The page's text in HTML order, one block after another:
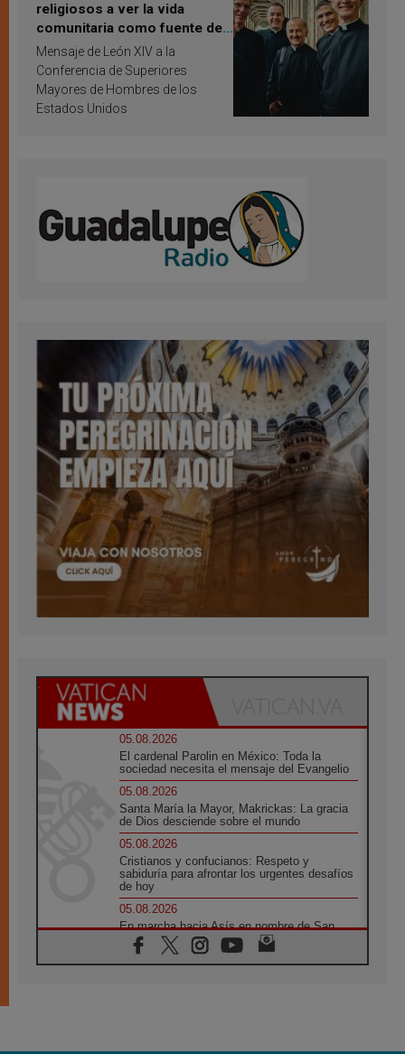
religiosos a ver la vida
comunitaria como fuente de
inspiración y santificación
Mensaje de León XIV a la
Conferencia de Superiores
Mayores de Hombres de los
Estados Unidos
05.08.2026
El cardenal Parolin en México: Toda la
sociedad necesita el mensaje del Evangelio
05.08.2026
Santa María la Mayor, Makrickas: La gracia
de Dios desciende sobre el mundo
05.08.2026
Cristianos y confucianos: Respeto y
sabiduría para afrontar los urgentes desafíos
de hoy
05.08.2026
En marcha hacia Asís en nombre de San
Francisco, a la espera de León
05.08.2026